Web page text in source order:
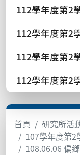
112學年度第2
112學年度第2
112學年度第2
112學年度第2
首頁 研究所活
107學年度第2
108.06.06 偏